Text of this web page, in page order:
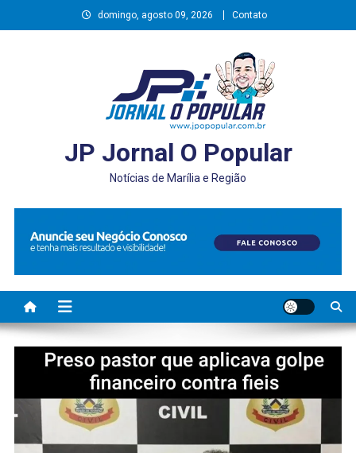
to
domingo, agosto 09, 2026 Contato
JP Jornal O Popular
Notícias de Marília e Região